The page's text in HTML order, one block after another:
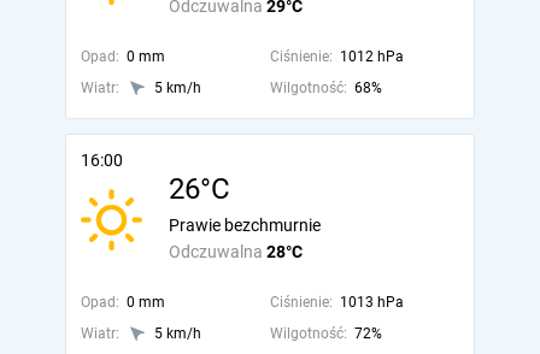
Odczuwalna 29°C
Opad: 0 mm Ciśnienie: 1012 hPa
Wiatr:
5 km/h Wilgotność: 68%
16:00
26°C
Odczuwalna 28°C
Prawie bezchmurnie
Opad: 0 mm Ciśnienie: 1013 hPa
Wiatr:
5 km/h Wilgotność: 72%